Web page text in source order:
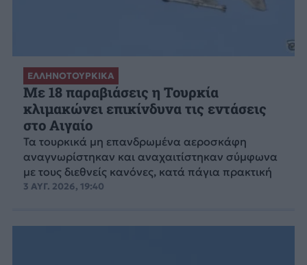
ΕΛΛΗΝΟΤΟΥΡΚΙΚΑ
Με 18 παραβιάσεις η Τουρκία
κλιμακώνει επικίνδυνα τις εντάσεις
στο Αιγαίο
Τα τουρκικά μη επανδρωμένα αεροσκάφη
αναγνωρίστηκαν και αναχαιτίστηκαν σύμφωνα
με τους διεθνείς κανόνες, κατά πάγια πρακτική
3 ΑΥΓ. 2026, 19:40